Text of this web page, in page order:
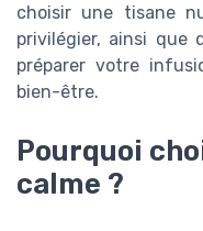
choisir une tisane
privilégier, ainsi que
préparer votre
bien-être.
Pourquoi
calme ?